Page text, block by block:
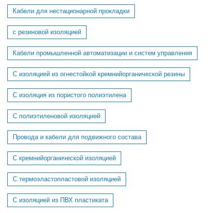
Кабели для нестационарной прокладки
с резиновой изоляцией
Кабели промышленной автоматизации и систем управления
С изоляцией из огнестойкой кремнийорганической резины
С изоляция из пористого полиэтилена
С полиэтиленовой изоляцией
Провода и кабели для подвижного состава
C кремнийорганической изоляцией
C термоэластопластовой изоляцией
С изоляцией из ПВХ пластиката